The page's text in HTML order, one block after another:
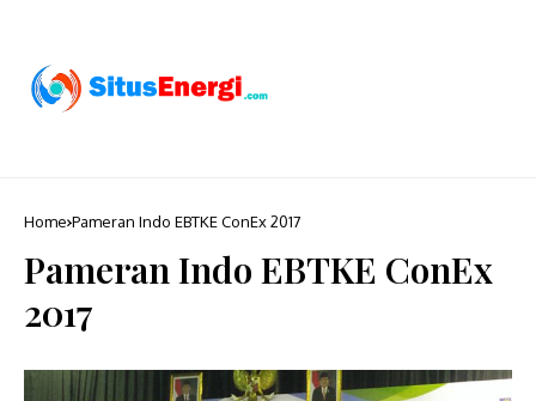
Home Pameran Indo EBTKE ConEx 2017
Pameran Indo EBTKE ConEx
2017